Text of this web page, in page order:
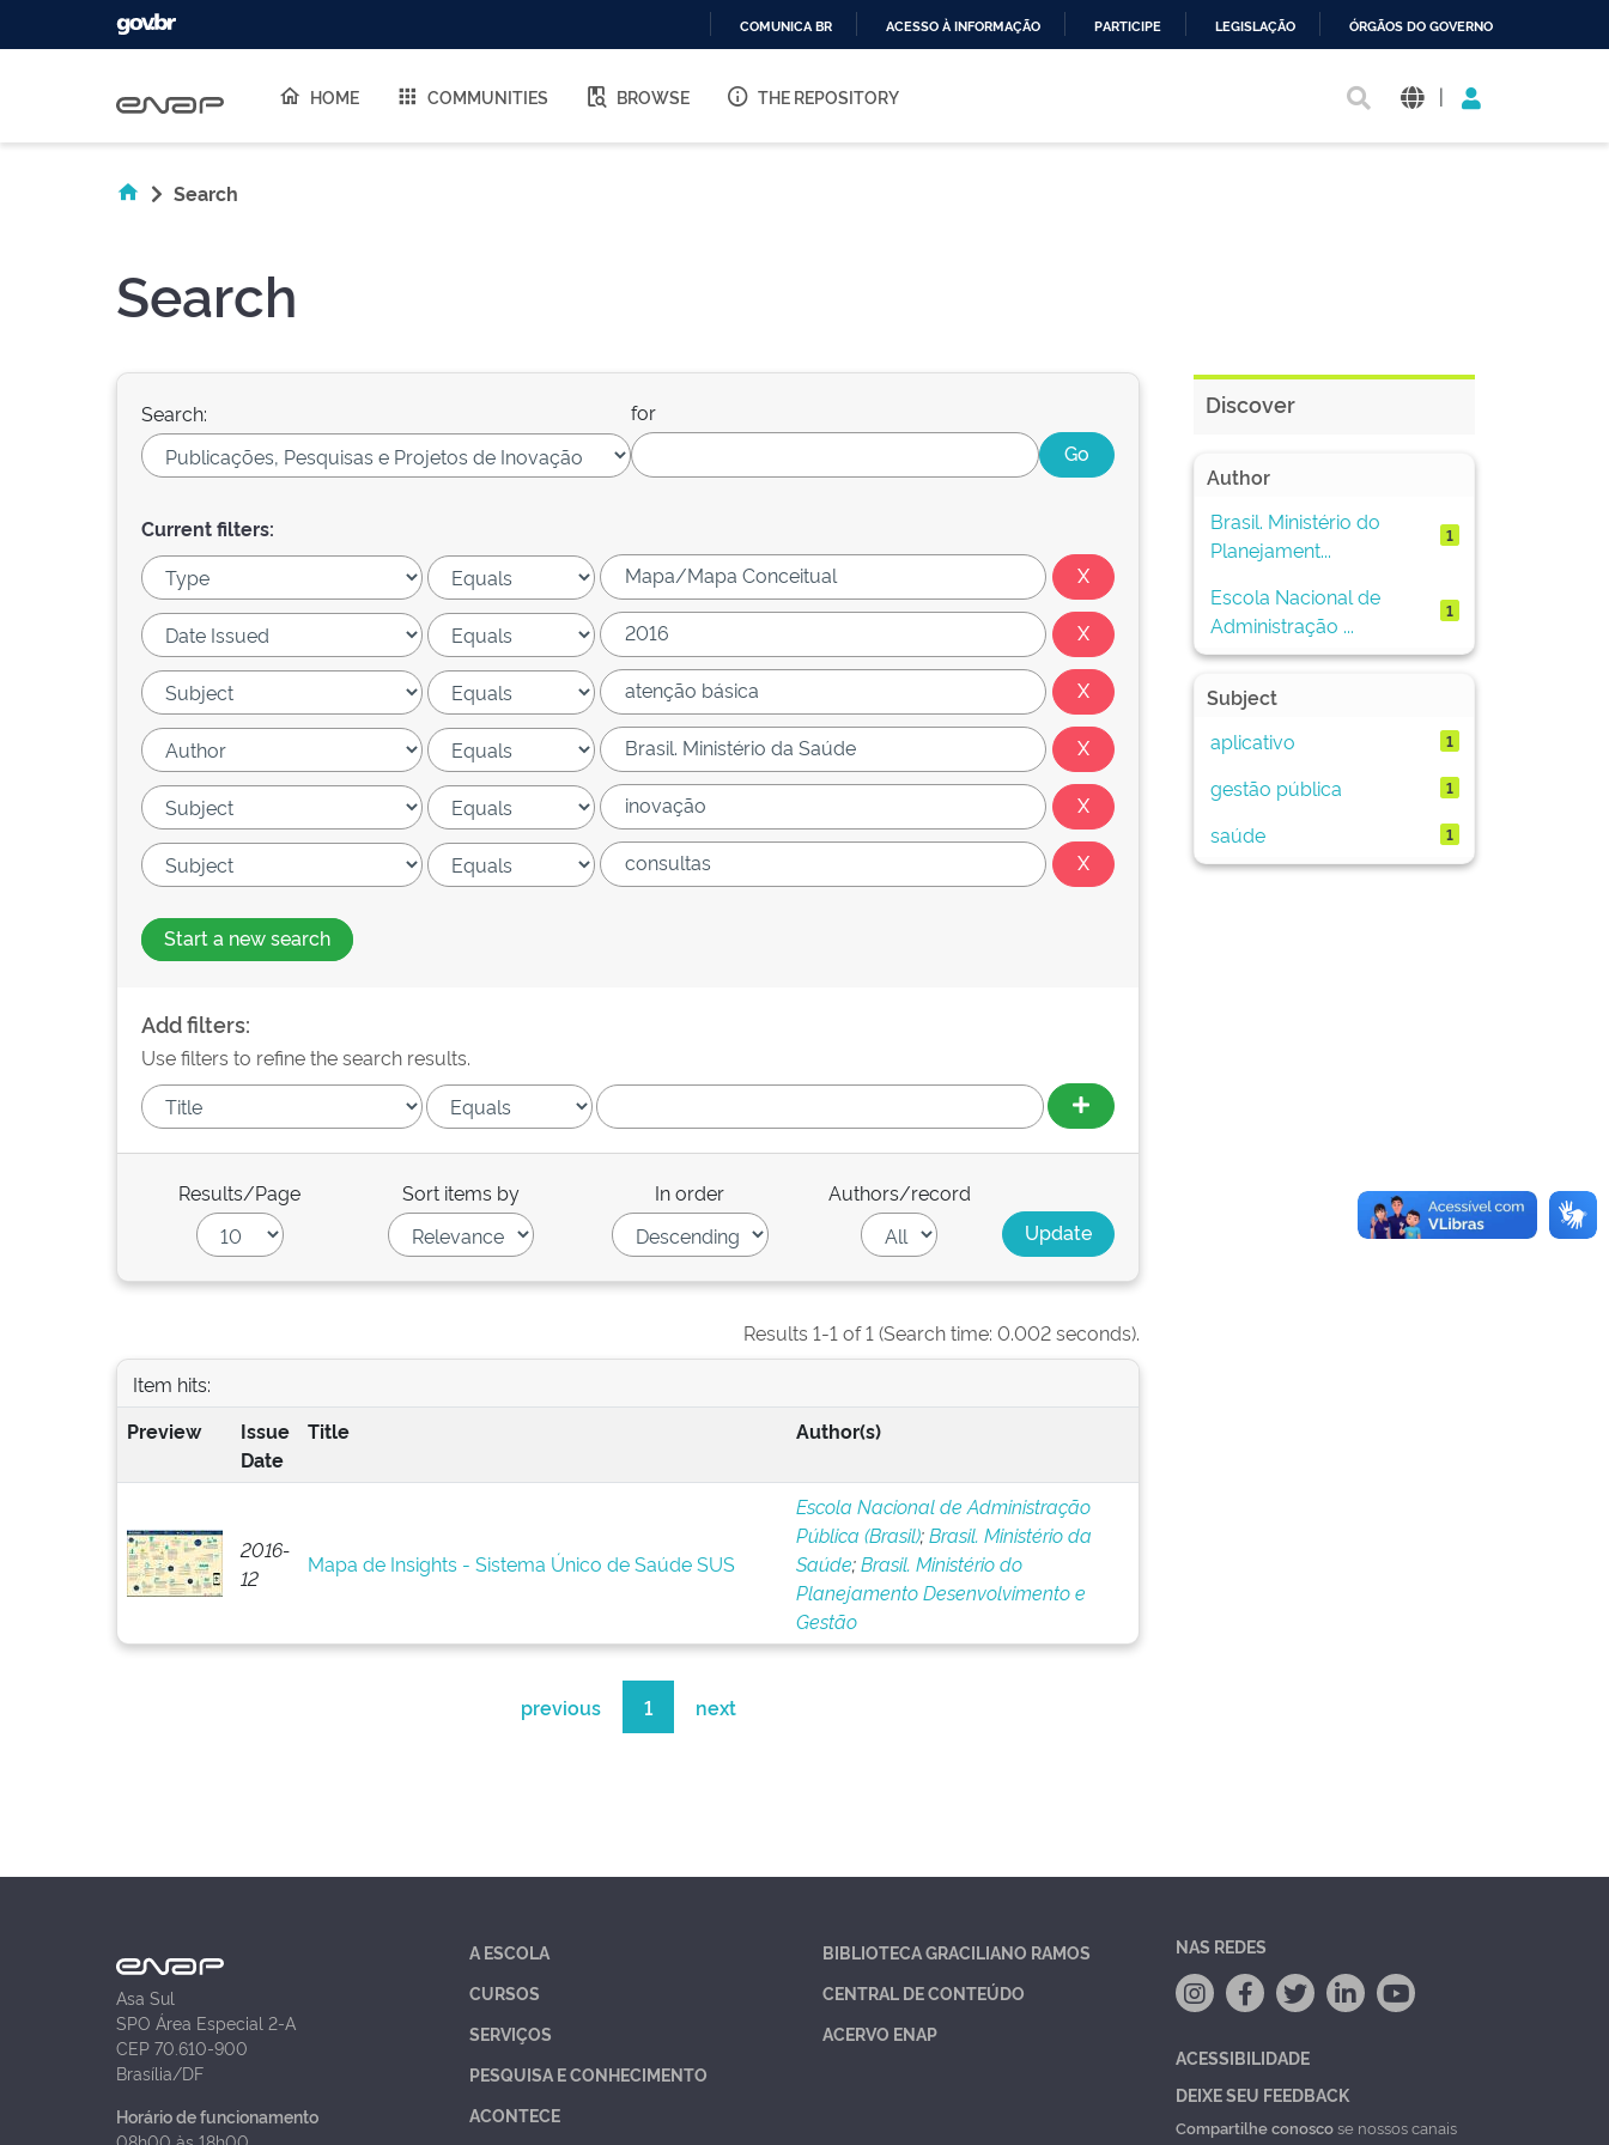
O
COMUNICA BR ACESSO À INFORMAÇÃO PARTICIPE LEGISLAÇÃO ÓRGÃOS DO GOVERNO
HOME COMMUNITIES BROWSE THE REPOSITORY |
Search
Search
Search: for
Current filters:
Start a new search
Add filters:
Use filters to refine the search results.
Results/Page Sort items by In order Authors/record
Results 1-1 of 1 (Search time: 0.002 seconds).
Item hits:
Preview
Issue
Date
Title Author(s)
2016-
12
Mapa de Insights - Sistema Único de Saúde SUS
Escola Nacional de Administração
Pública (Brasil);Brasil. Ministério da
Saúde;Brasil. Ministério do
Planejamento Desenvolvimento e
Gestão
previous 1 next
Discover
Author
Brasil. Ministério do
Planejament...
1
Escola Nacional de
Administração ...
1
Subject
aplicativo
1
gestão pública 1
saúde 1
Asa Sul
SPO Área Especial 2-A
CEP 70.610-900
Brasília/DF
Horário de funcionamento
A ESCOLA
CURSOS
SERVIÇOS
PESQUISA E CONHECIMENTO
ACONTECE
BIBLIOTECA GRACILIANO RAMOS
CENTRAL DE CONTEÚDO
ACERVO ENAP
NAS REDES
ACESSIBILIDADE
DEIXE SEU FEEDBACK
Compartilhe conoscose nossos canais